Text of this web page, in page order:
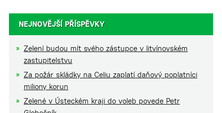
NEJNOVĚJŠÍ PŘÍSPĚVKY
Zelení budou mít svého zástupce v litvínovském
zastupitelstvu
Za požár skládky na Celiu zaplatí daňový poplatníci
miliony korun
Zelené v Ústeckém kraji do voleb povede Petr